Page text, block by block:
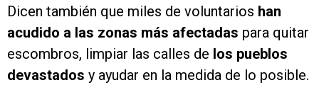
Dicen también que miles de voluntarios han
acudido a las zonas más afectadas para quitar
escombros, limpiar las calles de los pueblos
devastados y ayudar en la medida de lo posible.